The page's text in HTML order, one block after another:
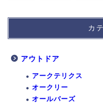
カ
アウトドア
アークテリクス
オークリー
オールバーズ